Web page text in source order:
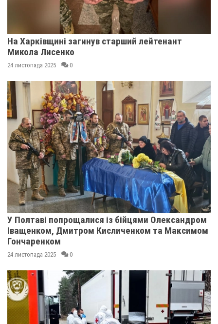
На Харківщині загинув старший лейтенант
Микола Лисенко
24 листопада 2025 0
У Полтаві попрощалися із бійцями Олександром
Іващенком, Дмитром Кисличенком та Максимом
Гончаренком
24 листопада 2025 0